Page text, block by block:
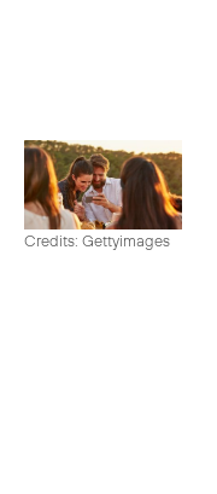
Credits: Gettyimages